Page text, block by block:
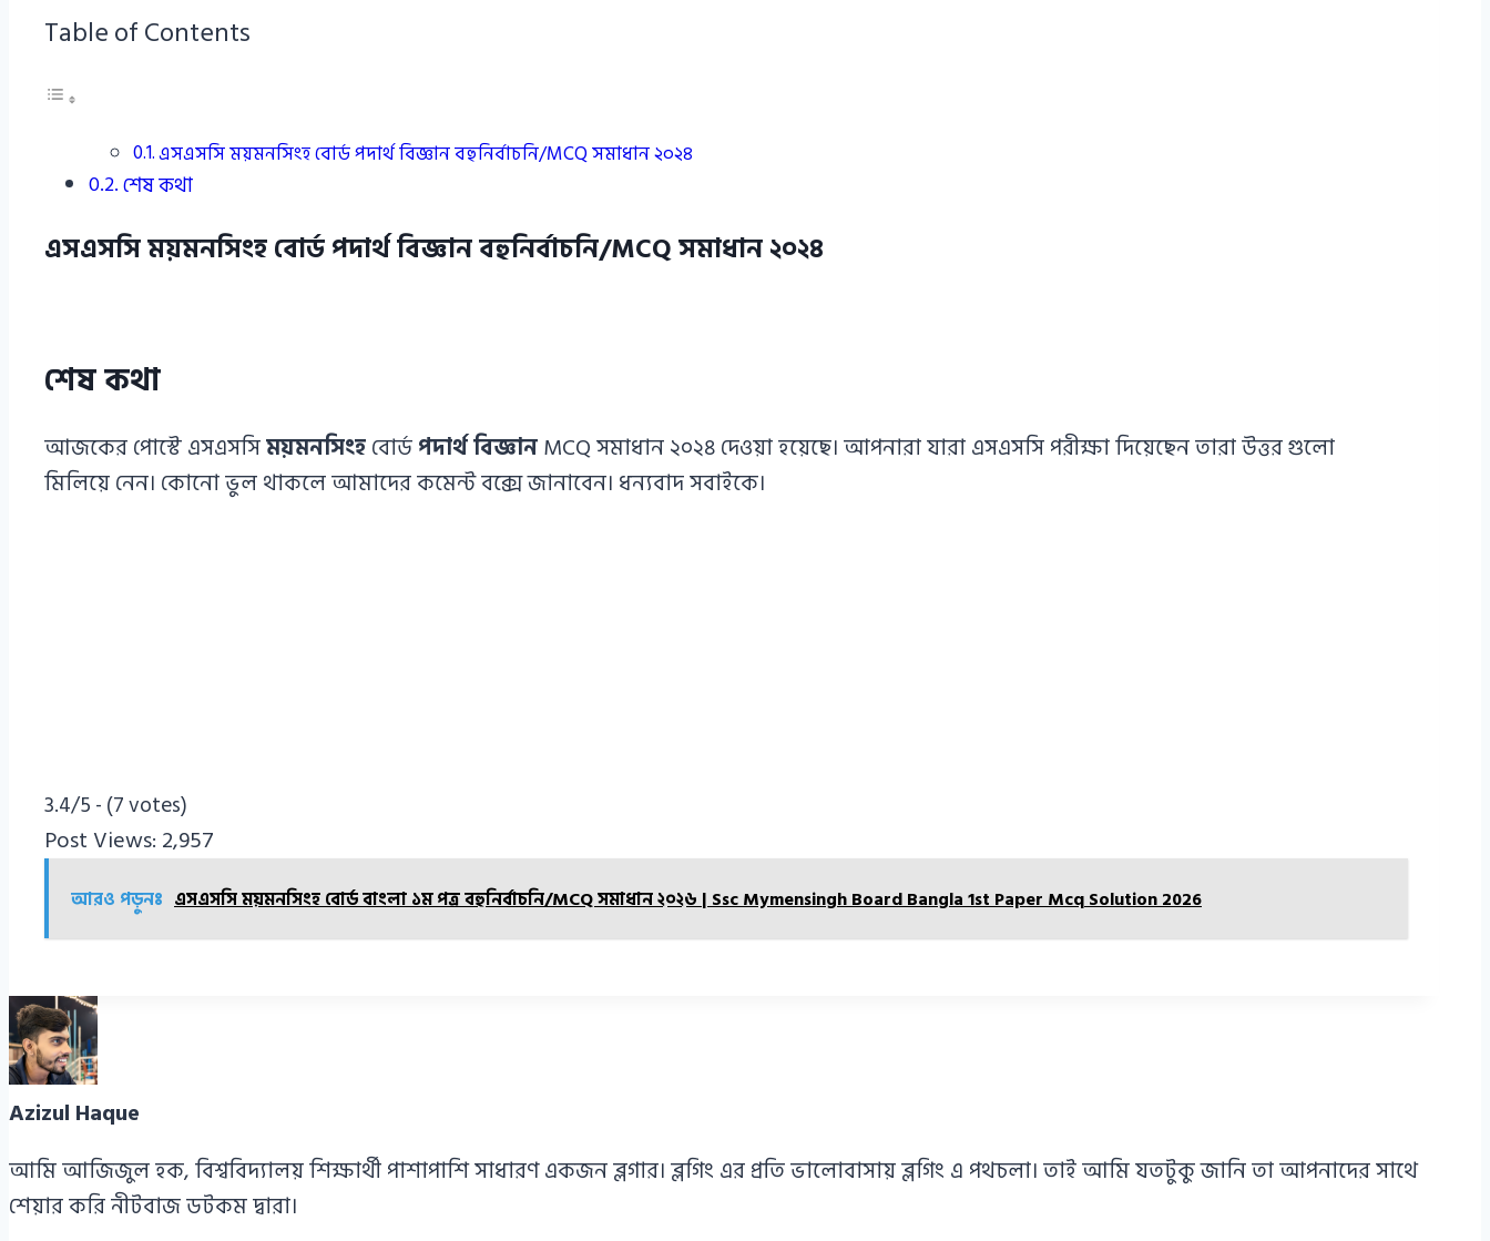
Table of Contents
এসএসসি ময়মনসিংহ বোর্ড পদার্থ বিজ্ঞান বহুনির্বাচনি/MCQ সমাধান ২০২৪
শেষ কথা
এসএসসি ময়মনসিংহ বোর্ড পদার্থ বিজ্ঞান বহুনির্বাচনি/MCQ সমাধান ২০২৪
শেষ কথা
আজকের পোস্টে এসএসসিময়মনসিংহবোর্ডপদার্থ বিজ্ঞানMCQ সমাধান ২০২৪ দেওয়া হয়েছে। আপনারা যারা এসএসসি পরীক্ষা দিয়েছেন তারা উত্তর গুলো
মিলিয়ে নেন। কোনো ভুল থাকলে আমাদের কমেন্ট বক্সে জানাবেন। ধন্যবাদ সবাইকে।
3.4/5 - (7 votes)
Post Views: 2,957
আরও পড়ুনঃ এসএসসি ময়মনসিংহ বোর্ড বাংলা ১ম পত্র বহুনির্বাচনি/MCQ সমাধান ২০২৬ | Ssc Mymensingh Board Bangla 1st Paper Mcq Solution 2026
Azizul Haque
আমি আজিজুল হক, বিশ্ববিদ্যালয় শিক্ষার্থী পাশাপাশি সাধারণ একজন ব্লগার। ব্লগিং এর প্রতি ভালোবাসায় ব্লগিং এ পথচলা। তাই আমি যতটুকু জানি তা আপনাদের সাথে
শেয়ার করি নীটবাজ ডটকম দ্বারা।